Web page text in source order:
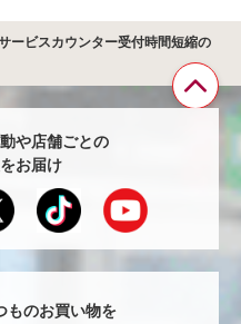
ービスカウンター受付時間短縮の
ペ
ジ
や店舗ごとの
お届け
ものお買い物を